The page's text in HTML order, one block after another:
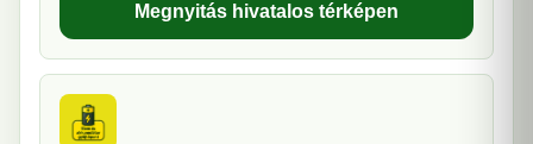
Megnyitás hivatalos térképen